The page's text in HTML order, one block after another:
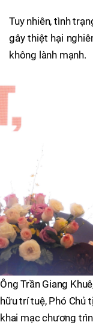
Tuy nhiên, tình
gây thiệt hại
không lành mạnh.
Ông Trần Giang
hữu trí tuệ, Phó Chủ
khai mạc chương